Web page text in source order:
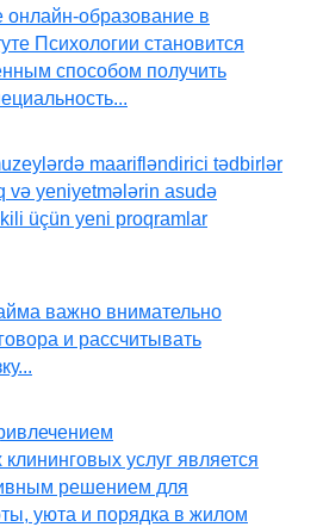
образование в
Психологии становится
способом получить
maarifləndirici tədbirlər
və yeniyetmələrin asudə
üçün yeni proqramlar
важно внимательно
и рассчитывать
услуг является
решением для
уюта и порядка в жилом